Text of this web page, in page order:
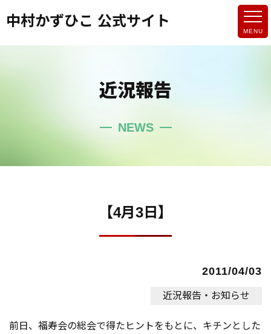
中村かずひこ 公式サイト
近況報告
NEWS
【4月3日】
2011/04/03
近況報告・お知らせ
前日、福寿会の総会で得たヒントをもとに、キチンとした